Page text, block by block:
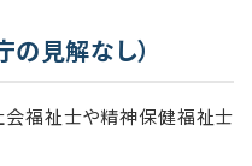
見解なし）
福祉士や精神保健福祉士